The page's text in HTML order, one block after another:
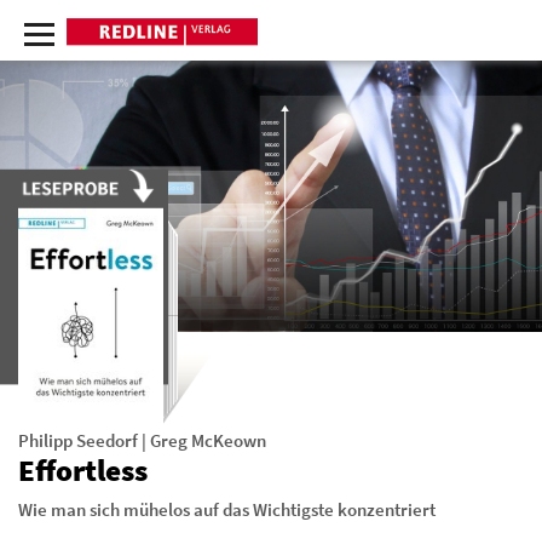
Philipp Seedorf | Greg McKeown
Effortless
Wie man sich mühelos auf das Wichtigste konzentriert